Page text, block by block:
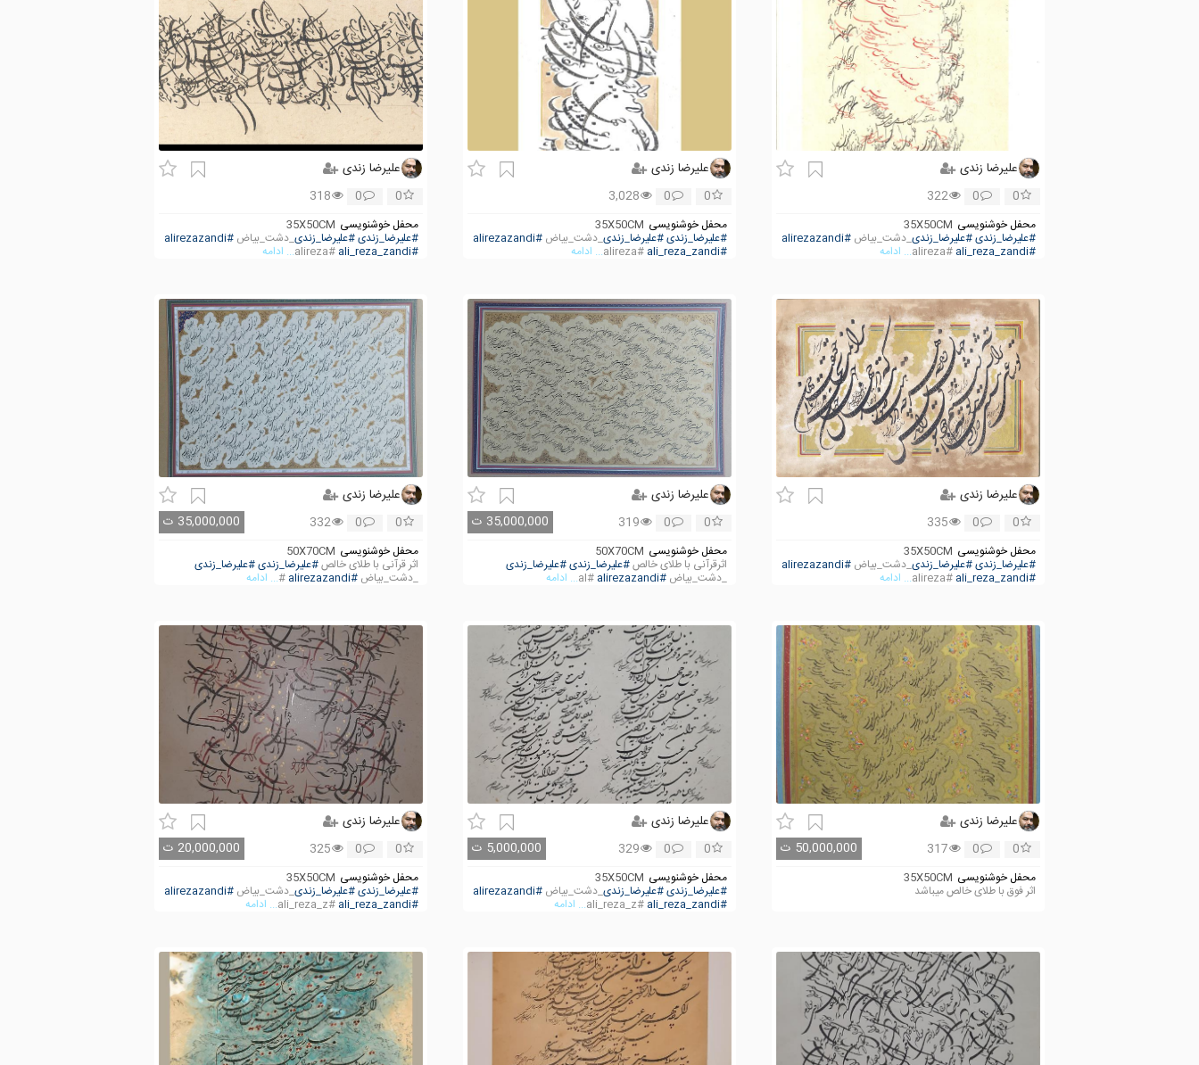
علیرضا زندی
0
0
322
محفل خوشنویسی 35X50CM
#علیرضا_زندی#علیرضا_زندی_دشت_بیاض #alirezazandi
#ali_reza_zandi
#alireza ... ادامه
علیرضا زندی
0
0
3,028
محفل خوشنویسی 35X50CM
#علیرضا_زندی#علیرضا_زندی_دشت_بیاض #alirezazandi
#ali_reza_zandi
#alireza ... ادامه
علیرضا زندی
0
0
318
محفل خوشنویسی 35X50CM
#علیرضا_زندی#علیرضا_زندی_دشت_بیاض #alirezazandi
#ali_reza_zandi
#alireza ... ادامه
علیرضا زندی
0
0
335
محفل خوشنویسی 35X50CM
#علیرضا_زندی#علیرضا_زندی_دشت_بیاض #alirezazandi
#ali_reza_zandi
#alireza ... ادامه
علیرضا زندی
35,000,000 ت 0
0
319
محفل خوشنویسی 50X70CM
اثرقرآنی با طلای خالص#علیرضا_زندی#علیرضا_زندی
_دشت_بیاض #alirezazandi
#al ... ادامه
علیرضا زندی
35,000,000 ت 0
0
332
محفل خوشنویسی 50X70CM
اثر قرآنی با طلای خالص#علیرضا_زندی#علیرضا_زندی
_دشت_بیاض #alirezazandi
#... ادامه
علیرضا زندی
50,000,000 ت 0
0
317
محفل خوشنویسی 35X50CM
اثر فوق با طلای خالص میباشد
علیرضا زندی
5,000,000 ت 0
0
329
محفل خوشنویسی 35X50CM
#علیرضا_زندی#علیرضا_زندی_دشت_بیاض #alirezazandi
#ali_reza_zandi
#ali_reza_z ... ادامه
علیرضا زندی
20,000,000 ت 0
0
325
محفل خوشنویسی 35X50CM
#علیرضا_زندی#علیرضا_زندی_دشت_بیاض #alirezazandi
#ali_reza_zandi
#ali_reza_z ... ادامه